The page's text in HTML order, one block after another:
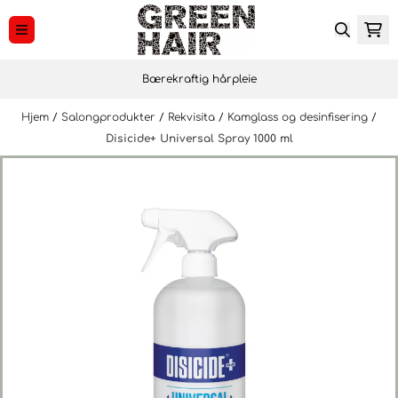
Hopp til innhold
Bærekraftig hårpleie
Hjem / Salongprodukter / Rekvisita / Kamglass og desinfisering /
Disicide+ Universal Spray 1000 ml